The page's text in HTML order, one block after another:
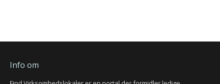
Info om